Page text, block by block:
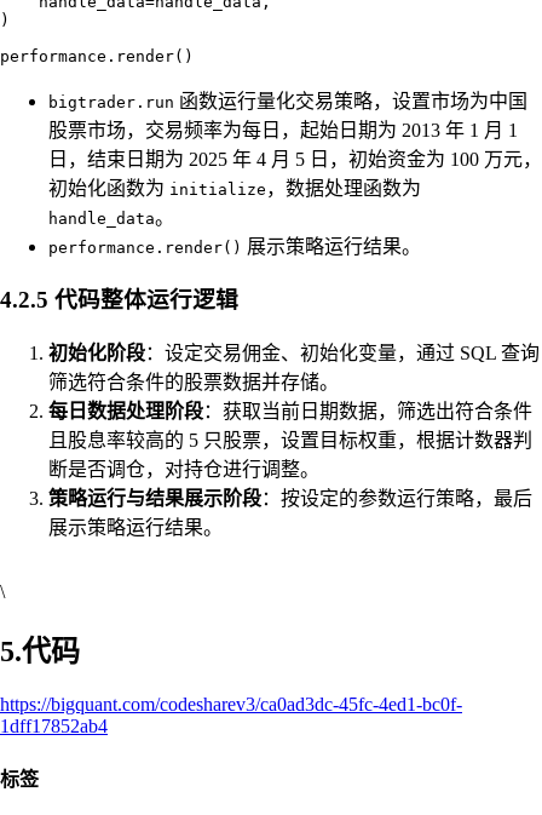
)
bigtrader.run 函数运行量化交易策略，设置市场为中国
股票市场，交易频率为每日，起始日期为 2013 年 1 月 1
日，结束日期为 2025 年 4 月 5 日，初始资金为 100 万元，
初始化函数为 initialize ，数据处理函数为
handle_data。
performance.render() 展示策略运行结果。
4.2.5 代码整体运行逻辑
初始化阶段：设定交易佣金、初始化变量，通过 SQL 查询
筛选符合条件的股票数据并存储。
每日数据处理阶段：获取当前日期数据，筛选出符合条件
且股息率较高的 5 只股票，设置目标权重，根据计数器判
断是否调仓，对持仓进行调整。
策略运行与结果展示阶段：按设定的参数运行策略，最后
展示策略运行结果。
\
5.代码
https://bigquant.com/codesharev3/ca0ad3dc-45fc-4ed1-bc0f-
1dff17852ab4
标签